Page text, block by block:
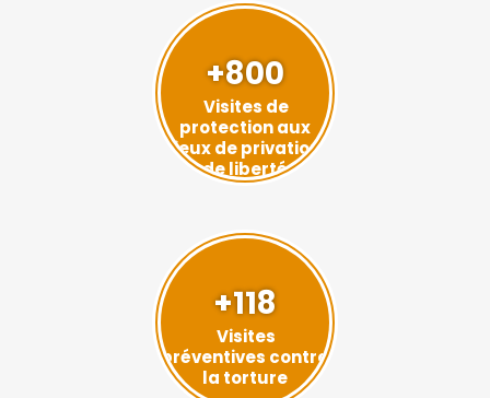
+800
Visites de
protection aux
lieux de privation
de liberté
+118
Visites
préventives contre
la torture